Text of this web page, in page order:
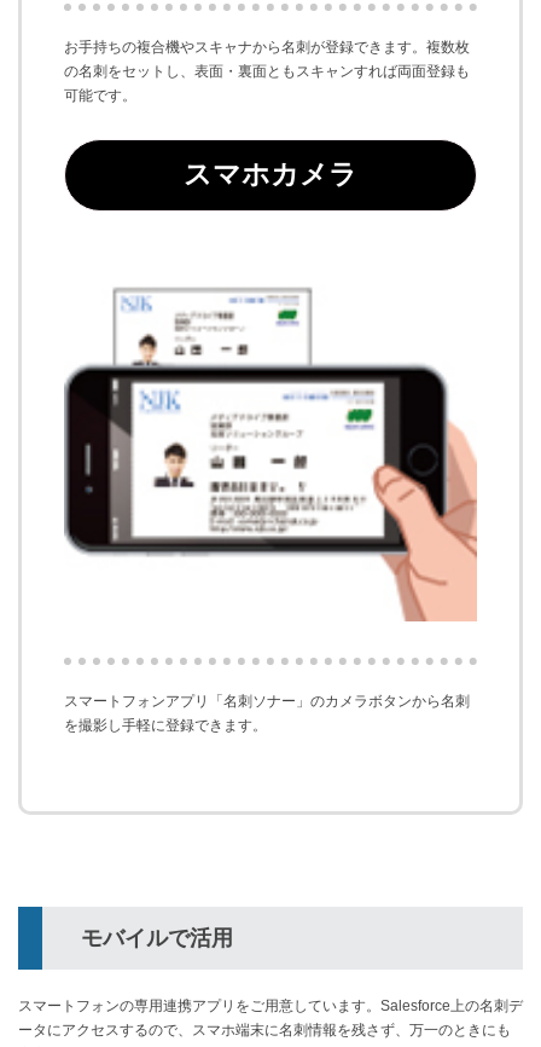
お手持ちの複合機やスキャナから名刺が登録できます。複数枚
の名刺をセットし、表面・裏面ともスキャンすれば両面登録も
可能です。
スマホカメラ
スマートフォンアプリ「名刺ソナー」のカメラボタンから名刺
を撮影し手軽に登録できます。
モバイルで活用
スマートフォンの専用連携アプリをご用意しています。Salesforce上の名刺デ
ータにアクセスするので、スマホ端末に名刺情報を残さず、万一のときにも